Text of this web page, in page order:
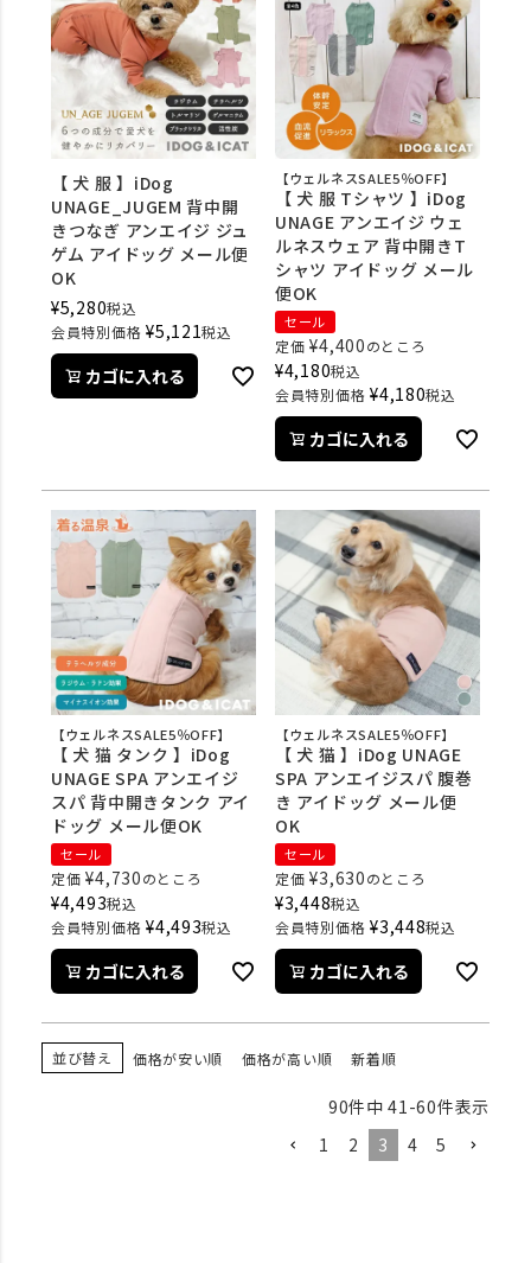
【 犬 服 】iDog
UNAGE_JUGEM 背中開
きつなぎ アンエイジ ジュ
ゲム アイドッグ メール便
OK
¥5,280税込
会員特別価格 ¥5,121税込
カゴに入れる
【ウェルネスSALE5％OFF】
【 犬 服 Tシャツ 】iDog
UNAGE アンエイジ ウェ
ルネスウェア 背中開きT
シャツ アイドッグ メール
便OK
セール
定価 ¥4,400のところ
¥4,180税込
会員特別価格 ¥4,180税込
カゴに入れる
【ウェルネスSALE5％OFF】
【 犬 猫 タンク 】iDog
UNAGE SPA アンエイジ
スパ 背中開きタンク アイ
ドッグ メール便OK
セール
定価 ¥4,730のところ
¥4,493税込
会員特別価格 ¥4,493税込
カゴに入れる
【ウェルネスSALE5％OFF】
【 犬 猫 】iDog UNAGE
SPA アンエイジスパ 腹巻
き アイドッグ メール便
OK
セール
定価 ¥3,630のところ
¥3,448税込
会員特別価格 ¥3,448税込
カゴに入れる
並び替え 価格が安い順 価格が高い順 新着順
90件中 41 -60件表示
1
2 3 4 5